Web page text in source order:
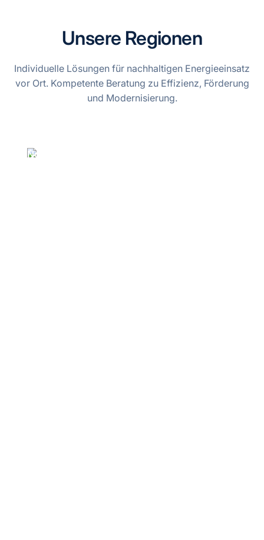
Unsere Regionen
Individuelle Lösungen für nachhaltigen Energieeinsatz
vor Ort. Kompetente Beratung zu Effizienz, Förderung
und Modernisierung.
Norddeutschland